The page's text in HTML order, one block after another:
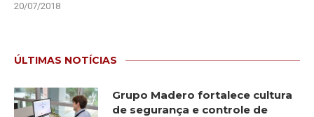
20/07/2018
ÚLTIMAS NOTÍCIAS
Grupo Madero fortalece cultura
de segurança e controle de